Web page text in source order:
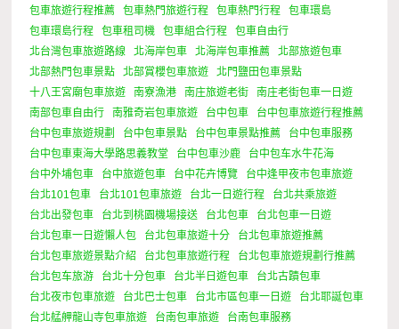
包車旅遊行程推薦
包車熱門旅遊行程 包車熱門行程
包車環島
包車環島行程
包車租司機 包車組合行程
包車自由行
北台灣包車旅遊路線
北海岸包車 北海岸包車推薦
北部旅遊包車
北部熱門包車景點
北部賞櫻包車旅遊
北門鹽田包車景點
十八王宮廟包車旅遊
南寮漁港 南庄旅遊老街
南庄老街包車一日遊
南部包車自由行
南雅奇岩包車旅遊 台中包車
台中包車旅遊行程推薦
台中包車旅遊規劃
台中包車景點 台中包車景點推薦
台中包車服務
台中包車東海大學路思義教堂
台中包車沙鹿
台中包车水牛花海
台中外埔包車
台中旅遊包車 台中花卉博覽
台中逢甲夜市包車旅遊
台北101包車
台北101包車旅遊 台北一日遊行程
台北共乘旅遊
台北出發包車
台北到桃園機場接送 台北包車
台北包車一日遊
台北包車一日遊懶人包
台北包車旅遊十分
台北包車旅遊推薦
台北包車旅遊景點介紹
台北包車旅遊行程
台北包車旅遊規劃行推薦
台北包车旅游
台北十分包車 台北半日遊包車
台北古蹟包車
台北夜市包車旅遊
台北巴士包車 台北市區包車一日遊
台北耶誕包車
台北艋舺龍山寺包車旅遊
台南包車旅遊
台南包車服務